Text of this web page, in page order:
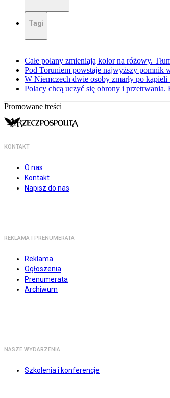
Tagi
Całe polany zmieniają kolor na różowy.
Pod Toruniem powstaje najwyższy pomnik
W Niemczech dwie osoby zmarły po
Polacy chcą uczyć się obrony i przetrwania.
Promowane treści
KONTAKT
O nas
Kontakt
Napisz do nas
REKLAMA I PRENUMERATA
Reklama
Ogłoszenia
Prenumerata
Archiwum
NASZE WYDARZENIA
Szkolenia i konferencje